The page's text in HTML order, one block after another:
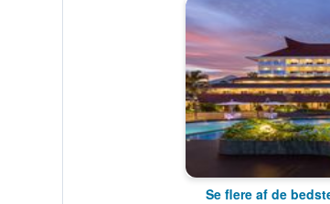
Se flere af de